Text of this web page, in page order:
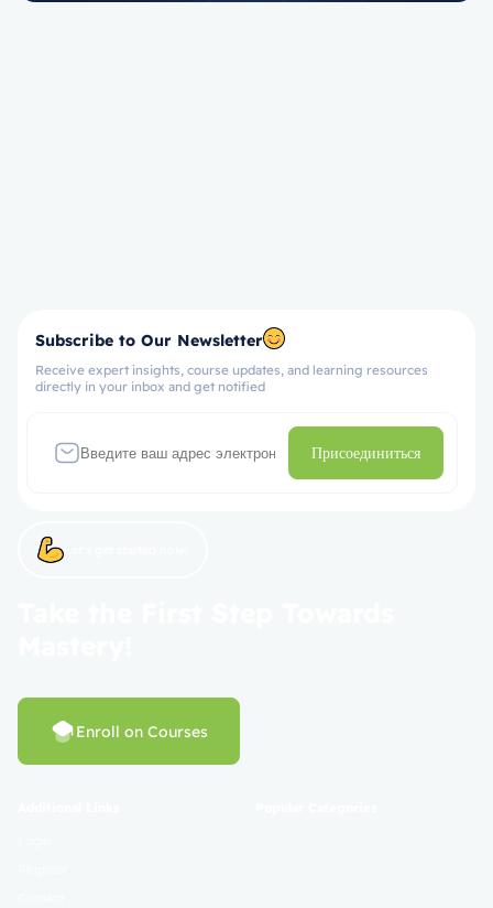
Subscribe to Our Newsletter
Receive expert insights, course updates, and learning resources
directly in your inbox and get notified
Присоединиться
Enroll on Courses